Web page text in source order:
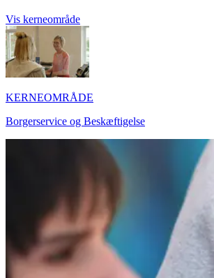
Vis kerneområde
KERNEOMRÅDE
Borgerservice og Beskæftigelse